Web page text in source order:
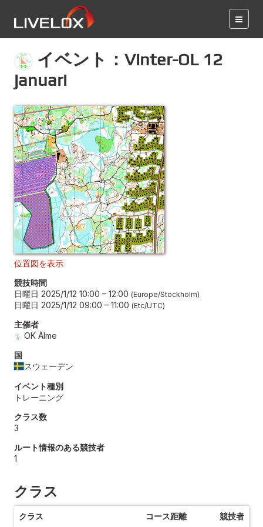
イベント：Vinter-OL 12
januari
位置図を表示
競技時間
日曜日 2025/1/12 10:00 – 12:00 Europe/Stockholm
日曜日 2025/1/12 09:00 – 11:00 Etc/UTC
主催者
OK Älme
国
スウェーデン
イベント種別
トレーニング
クラス数
3
ルート情報のある競技者
1
クラス
クラス コース距離 競技者